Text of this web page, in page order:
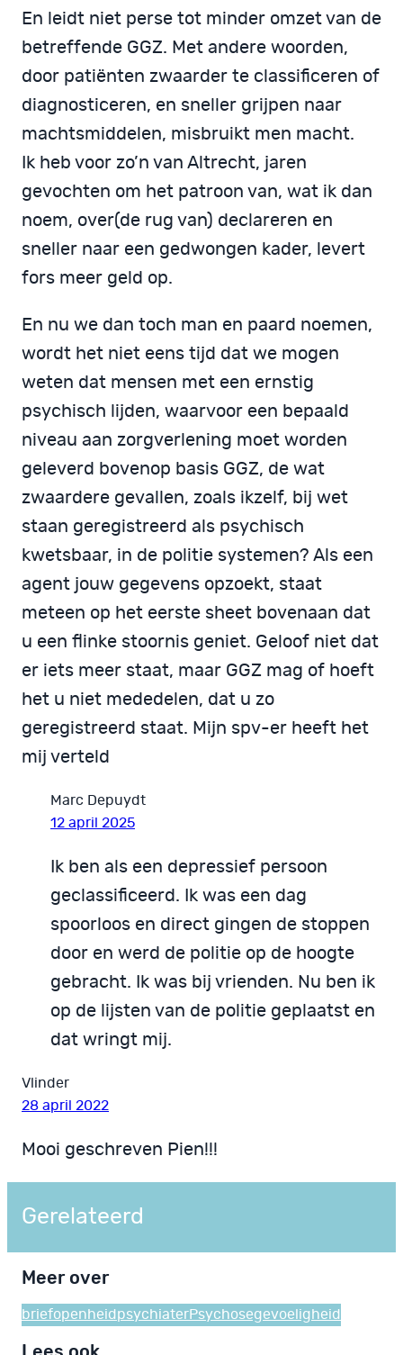
En leidt niet perse tot minder omzet van de
betreffende GGZ. Met andere woorden,
door patiënten zwaarder te classificeren of
diagnosticeren, en sneller grijpen naar
machtsmiddelen, misbruikt men macht.
Ik heb voor zo’n van Altrecht, jaren
gevochten om het patroon van, wat ik dan
noem, over(de rug van) declareren en
sneller naar een gedwongen kader, levert
fors meer geld op.
En nu we dan toch man en paard noemen,
wordt het niet eens tijd dat we mogen
weten dat mensen met een ernstig
psychisch lijden, waarvoor een bepaald
niveau aan zorgverlening moet worden
geleverd bovenop basis GGZ, de wat
zwaardere gevallen, zoals ikzelf, bij wet
staan geregistreerd als psychisch
kwetsbaar, in de politie systemen? Als een
agent jouw gegevens opzoekt, staat
meteen op het eerste sheet bovenaan dat
u een flinke stoornis geniet. Geloof niet dat
er iets meer staat, maar GGZ mag of hoeft
het u niet mededelen, dat u zo
geregistreerd staat. Mijn spv-er heeft het
mij verteld
Marc Depuydt
12 april 2025
Ik ben als een depressief persoon
geclassificeerd. Ik was een dag
spoorloos en direct gingen de stoppen
door en werd de politie op de hoogte
gebracht. Ik was bij vrienden. Nu ben ik
op de lijsten van de politie geplaatst en
dat wringt mij.
Vlinder
28 april 2022
Mooi geschreven Pien!!!
Gerelateerd
Meer over
briefopenheid psychiaterPsychosegevoeligheid